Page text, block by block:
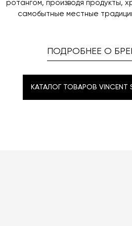
ротангом, производя продукты,
самобытные местные
ПОДРОБНЕЕ О
КАТАЛОГ ТОВАРОВ VINCENT